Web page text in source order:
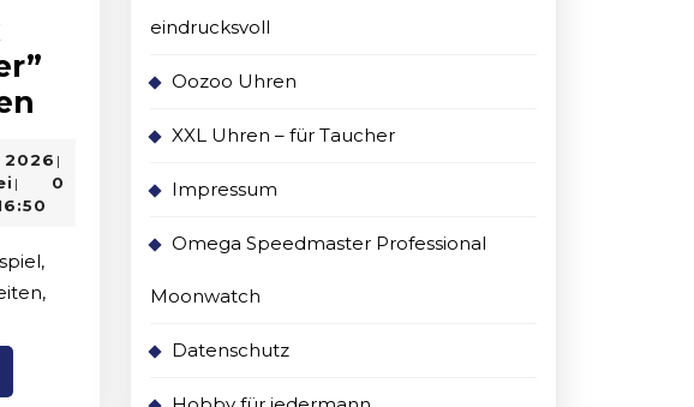
“günstiger”
bekommen
2026 13.
Februar
|
Uhrmacherei
|
0
eindrucksvoll
Oozoo Uhren
XXL Uhren – für Taucher
Impressum
Omega Speedmaster Professional
Moonwatch
Datenschutz